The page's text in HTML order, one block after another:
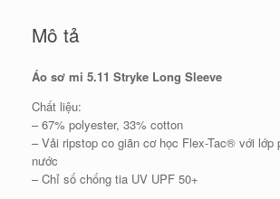
Mô tả
Áo sơ mi 5.11 Stryke Long Sleeve
Chất liệu:
– 67% polyester, 33% cotton
– Vải ripstop co giãn cơ học Flex-Tac® với lớp
nước
– Chỉ số chống tia UV UPF 50+